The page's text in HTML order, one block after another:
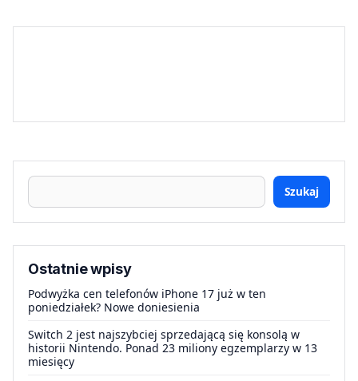
Szukaj
Ostatnie wpisy
Podwyżka cen telefonów iPhone 17 już w ten
poniedziałek? Nowe doniesienia
Switch 2 jest najszybciej sprzedającą się konsolą w
historii Nintendo. Ponad 23 miliony egzemplarzy w 13
miesięcy